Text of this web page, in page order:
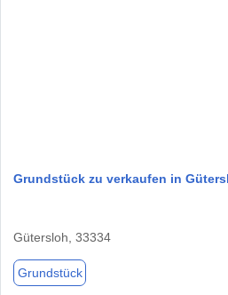
Grundstück zu verkaufen in
Gütersloh, 33334
Grundstück